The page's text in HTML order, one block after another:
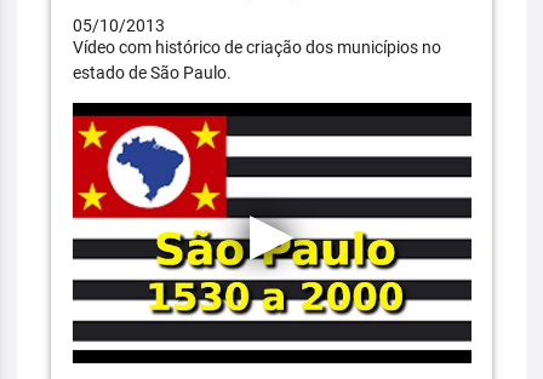
05/10/2013
Vídeo com histórico de criação dos municípios no
estado de São Paulo.